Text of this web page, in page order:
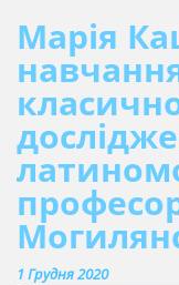
Марія
1 Грудня 2020